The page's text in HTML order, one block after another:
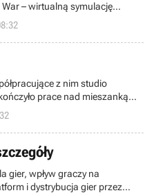
– wirtualną symulację
widok z perspektywy pierwszej
stworzony przez ludzi z firmy
następne elektroniczno-
z nim studio
prace nad mieszanką
Wojen, co
grę statusu „gold”. Płyta-
a za kilka tygodni finalna edycja
gier, wpływ graczy na
i dystrybucja gier przez